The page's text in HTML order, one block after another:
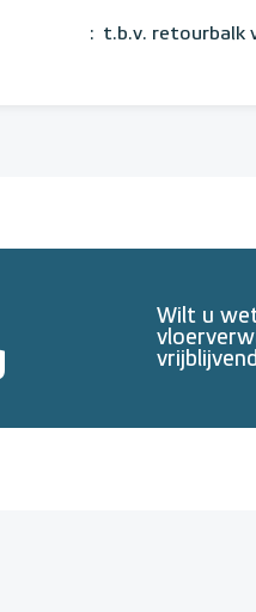
: t.b.v. retourbalk
Wilt u